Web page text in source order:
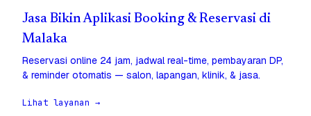
Jasa Bikin Aplikasi Booking & Reservasi di
Malaka
Reservasi online 24 jam, jadwal real-time, pembayaran DP,
& reminder otomatis — salon, lapangan, klinik, & jasa.
Lihat layanan →